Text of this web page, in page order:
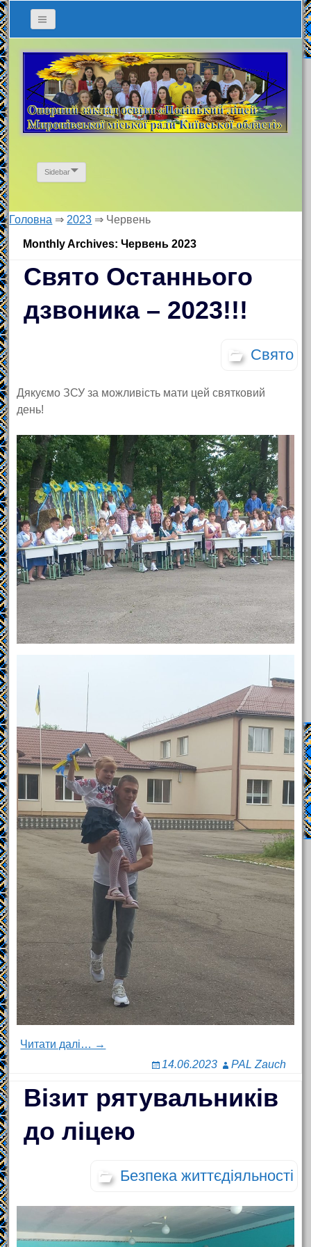
Sidebar
Головна ⇒ 2023 ⇒ Червень
Monthly Archives: Червень 2023
Свято Останнього
дзвоника – 2023!!!
Свято
Дякуємо ЗСУ за можливість мати цей святковий
день!
Читати далі… →
14.06.2023
PAL Zauch
Візит рятувальників
до ліцею
Безпека життєдіяльності